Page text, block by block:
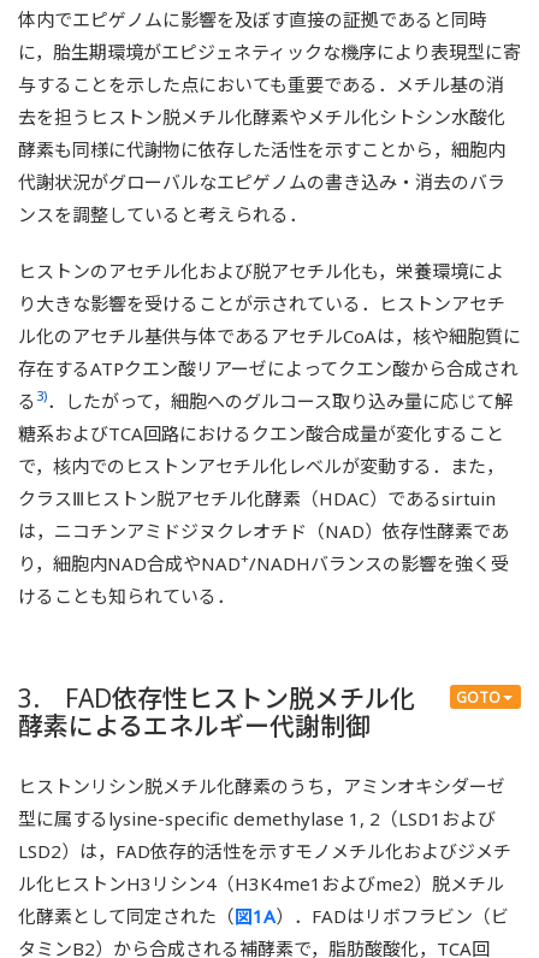
体内でエピゲノムに影響を及ぼす直接の証拠であると同時
に，胎生期環境がエピジェネティックな機序により表現型に寄
与することを示した点においても重要である．メチル基の消
去を担うヒストン脱メチル化酵素やメチル化シトシン水酸化
酵素も同様に代謝物に依存した活性を示すことから，細胞内
代謝状況がグローバルなエピゲノムの書き込み・消去のバラ
ンスを調整していると考えられる．
ヒストンのアセチル化および脱アセチル化も，栄養環境によ
り大きな影響を受けることが示されている．ヒストンアセチ
ル化のアセチル基供与体であるアセチルCoAは，核や細胞質に
存在するATPクエン酸リアーゼによってクエン酸から合成され
る 3)．したがって，細胞へのグルコース取り込み量に応じて解
糖系およびTCA回路におけるクエン酸合成量が変化すること
で，核内でのヒストンアセチル化レベルが変動する．また，
クラスⅢヒストン脱アセチル化酵素（HDAC）であるsirtuin
は，ニコチンアミドジヌクレオチド（NAD）依存性酵素であ
り，細胞内NAD合成やNAD+/NADHバランスの影響を強く受
けることも知られている．
GOTO
3. FAD依存性ヒストン脱メチル化
酵素によるエネルギー代謝制御
ヒストンリシン脱メチル化酵素のうち，アミンオキシダーゼ
型に属するlysine-specific demethylase 1, 2（LSD1および
LSD2）は，FAD依存的活性を示すモノメチル化およびジメチ
ル化ヒストンH3リシン4（H3K4me1およびme2）脱メチル
化酵素として同定された（図1A）．FADはリボフラビン（ビ
タミンB2）から合成される補酵素で，脂肪酸酸化，TCA回